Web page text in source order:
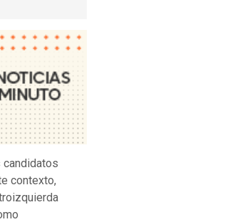
candidatos
contexto,